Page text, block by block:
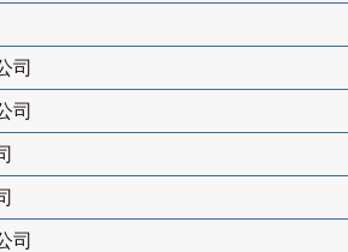
司
司
司